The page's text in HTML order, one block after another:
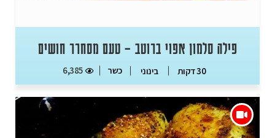
פילה סלמון אפוי ברוטב – טעם מסחרר חושים
30 דקות בינוני כשר 6,385